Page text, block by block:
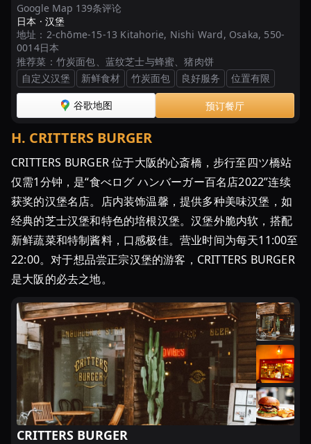
Google Map 139条评论
日本 · 汉堡
地址： 2-chōme-15-13 Kitahorie, Nishi Ward, Osaka, 550-
0014日本
推荐菜： 竹炭面包、蓝纹芝士与蜂蜜、猪肉饼
自定义汉堡
新鲜食材 竹炭面包 良好服务 位置有限
谷歌地图 预订餐厅
H. CRITTERS BURGER
CRITTERS BURGER 位于大阪的心斎橋，步行至四ツ橋站
仅需1分钟，是“食べログ ハンバーガー百名店2022”连续
获奖的汉堡名店。店内装饰温馨，提供多种美味汉堡，如
经典的芝士汉堡和特色的培根汉堡。汉堡外脆内软，搭配
新鲜蔬菜和特制酱料，口感极佳。营业时间为每天11:00至
22:00。对于想品尝正宗汉堡的游客，CRITTERS BURGER
是大阪的必去之地。
CRITTERS BURGER